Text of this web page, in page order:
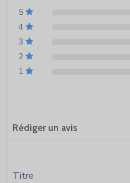
5
4
3
2
1
Rédiger un avis
Titre